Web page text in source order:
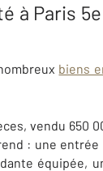
à Paris
biens
vendu 650
: une entrée
équipée,